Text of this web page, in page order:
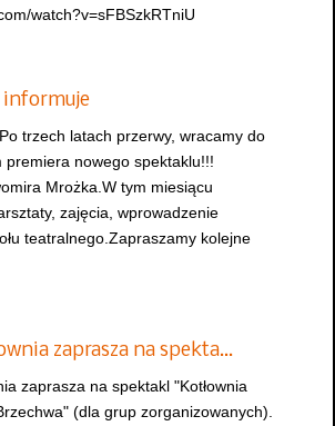
watch?v=sFBSzkRTniU
informuje
trzech latach przerwy, wracamy do
premiera nowego spektaklu!!!
Mrożka.W tym miesiącu
zajęcia, wprowadzenie
teatralnego.Zapraszamy kolejne
zaprasza na spekta…
zaprasza na spektakl "Kotłownia
(dla grup zorganizowanych).